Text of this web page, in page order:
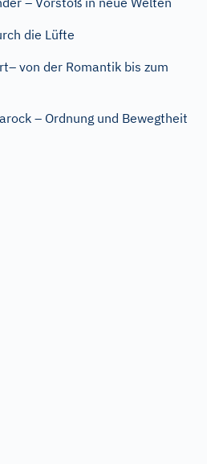
die Lüfte
von der Romantik bis zum
– Ordnung und Bewegtheit